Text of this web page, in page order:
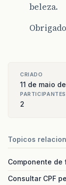
beleza.
CRIADO
11 de maio
PARTICIPANTES
2
Topicos
Componente de
Consultar CPF